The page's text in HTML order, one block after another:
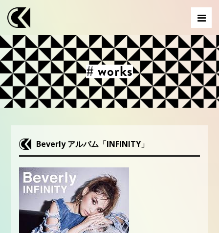
# works
Beverly アルバム「INFINITY」